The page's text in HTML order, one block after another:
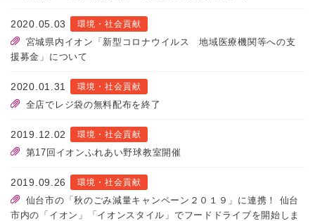
2020.05.03 環境・社会貢献
宮城県内イオン「新型コロナウイルス 地域医療機関等への支
援募金」について
2020.01.31 環境・社会貢献
全店でレジ袋の無料配布を終了
2019.12.02 環境・社会貢献
第17回イオンふれあい野球教室開催
2019.09.26 環境・社会貢献
仙台市の「秋のごみ減量キャンペーン２０１９」に連携！ 仙台
市内の「イオン」「イオンスタイル」でフードドライブを開始しま